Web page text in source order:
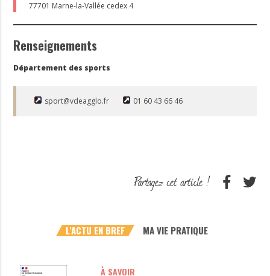
77701 Marne-la-Vallée cedex 4
Renseignements
Département des sports
sport@vdeagglo.fr 01 60 43 66 46
L'ACTU EN BREF MA VIE PRATIQUE
À SAVOIR